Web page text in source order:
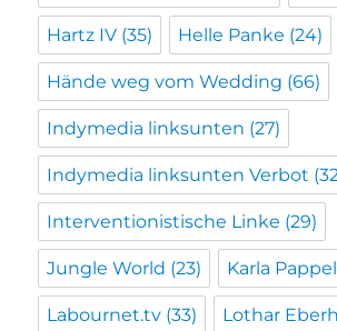
Hartz IV (35) Helle Panke (24)
Hände weg vom Wedding (66)
Indymedia linksunten (27)
Indymedia linksunten Verbot
Interventionistische Linke (29)
Jungle World (23) Karla Pappel
Labournet.tv (33) Lothar